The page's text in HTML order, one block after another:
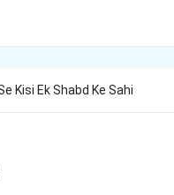
Kisi Ek Shabd Ke Sahi